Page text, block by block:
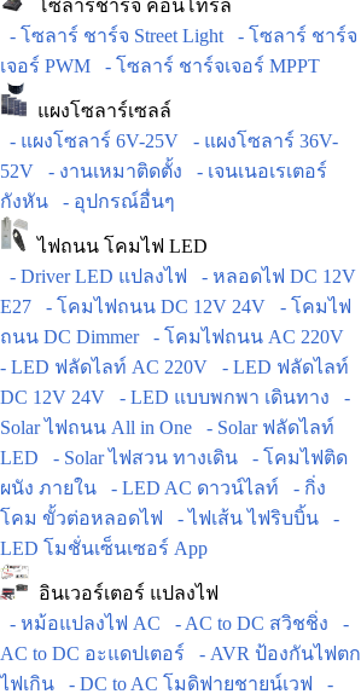
โซลาร์ชาร์จ คอนโทรล
- โซลาร์ ชาร์จ Street Light
- โซลาร์ ชาร์จ
เจอร์ PWM
- โซลาร์ ชาร์จเจอร์ MPPT
แผงโซลาร์เซลล์
- แผงโซลาร์ 6V-25V
- แผงโซลาร์ 36V-
52V
- งานเหมาติดตั้ง
- เจนเนอเรเตอร์
กังหัน
- อุปกรณ์อื่นๆ
ไฟถนน โคมไฟ LED
- Driver LED แปลงไฟ
- หลอดไฟ DC 12V
E27
- โคมไฟถนน DC 12V 24V
- โคมไฟ
ถนน DC Dimmer
- โคมไฟถนน AC 220V
- LED ฟลัดไลท์ AC 220V
- LED ฟลัดไลท์
DC 12V 24V
- LED แบบพกพา เดินทาง
-
Solar ไฟถนน All in One
- Solar ฟลัดไลท์
LED
- Solar ไฟสวน ทางเดิน
- โคมไฟติด
ผนัง ภายใน
- LED AC ดาวน์ไลท์
- กิ่ง
โคม ขั้วต่อหลอดไฟ
- ไฟเส้น ไฟริบบิ้น
-
LED โมชั่นเซ็นเซอร์ App
อินเวอร์เตอร์ แปลงไฟ
- หม้อแปลงไฟ AC
- AC to DC สวิชชิ่ง
-
AC to DC อะแดปเตอร์
- AVR ป้องกันไฟตก
ไฟเกิน
- DC to AC โมดิฟายชายน์เวฟ -